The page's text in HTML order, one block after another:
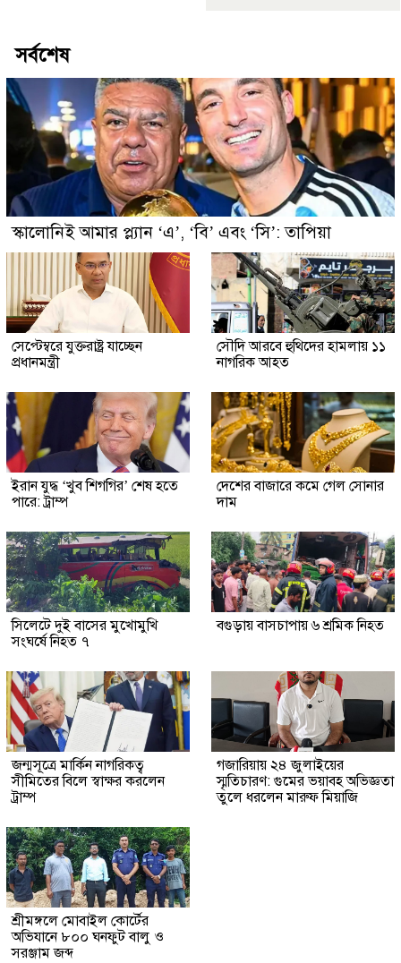
সর্বশেষ
স্কালোনিই আমার প্ল্যান ‘এ’, ‘বি’ এবং ‘সি’: তাপিয়া
সেপ্টেম্বরে যুক্তরাষ্ট্র যাচ্ছেন
প্রধানমন্ত্রী
সৌদি আরবে হুথিদের হামলায় ১১
নাগরিক আহত
ইরান যুদ্ধ ‘খুব শিগগির’ শেষ হতে
পারে: ট্রাম্প
দেশের বাজারে কমে গেল সোনার
দাম
সিলেটে দুই বাসের মুখোমুখি
সংঘর্ষে নিহত ৭
বগুড়ায় বাসচাপায় ৬ শ্রমিক নিহত
জন্মসূত্রে মার্কিন নাগরিকত্ব
সীমিতের বিলে স্বাক্ষর করলেন
ট্রাম্প
গজারিয়ায় ২৪ জুলাইয়ের
স্মৃতিচারণ: গুমের ভয়াবহ অভিজ্ঞতা
তুলে ধরলেন মারুফ মিয়াজি
শ্রীমঙ্গলে মোবাইল কোর্টের
অভিযানে ৮০০ ঘনফুট বালু ও
সরঞ্জাম জব্দ